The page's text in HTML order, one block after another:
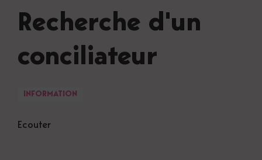
Recherche d'un
conciliateur
INFORMATION
Ecouter